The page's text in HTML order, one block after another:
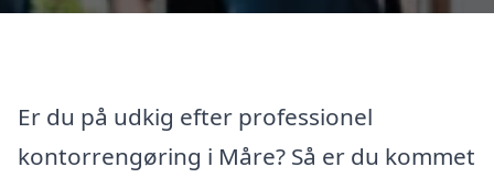
Er du på udkig efter professionel
kontorrengøring i Måre? Så er du kommet